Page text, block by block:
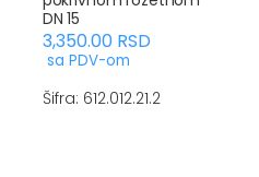
DN 15
3,350.00 RSD
sa PDV-om
Šifra: 612.012.21.2